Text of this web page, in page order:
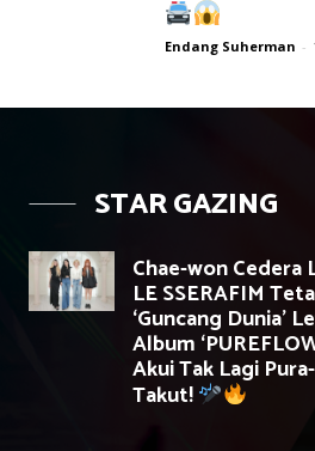
Endang Suherman -
STAR GAZING
Chae-won Cedera
LE SSERAFIM
‘Guncang Dunia’
Album
Akui Tak Lagi
Takut!